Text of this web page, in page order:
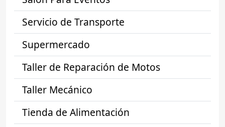
Servicio de Transporte
Supermercado
Taller de Reparación de Motos
Taller Mecánico
Tienda de Alimentación